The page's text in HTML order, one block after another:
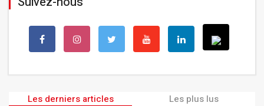
Les derniers articles Les plus lus